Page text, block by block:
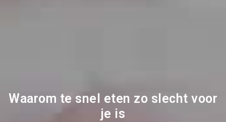
Waarom te snel eten zo slecht voor
je is